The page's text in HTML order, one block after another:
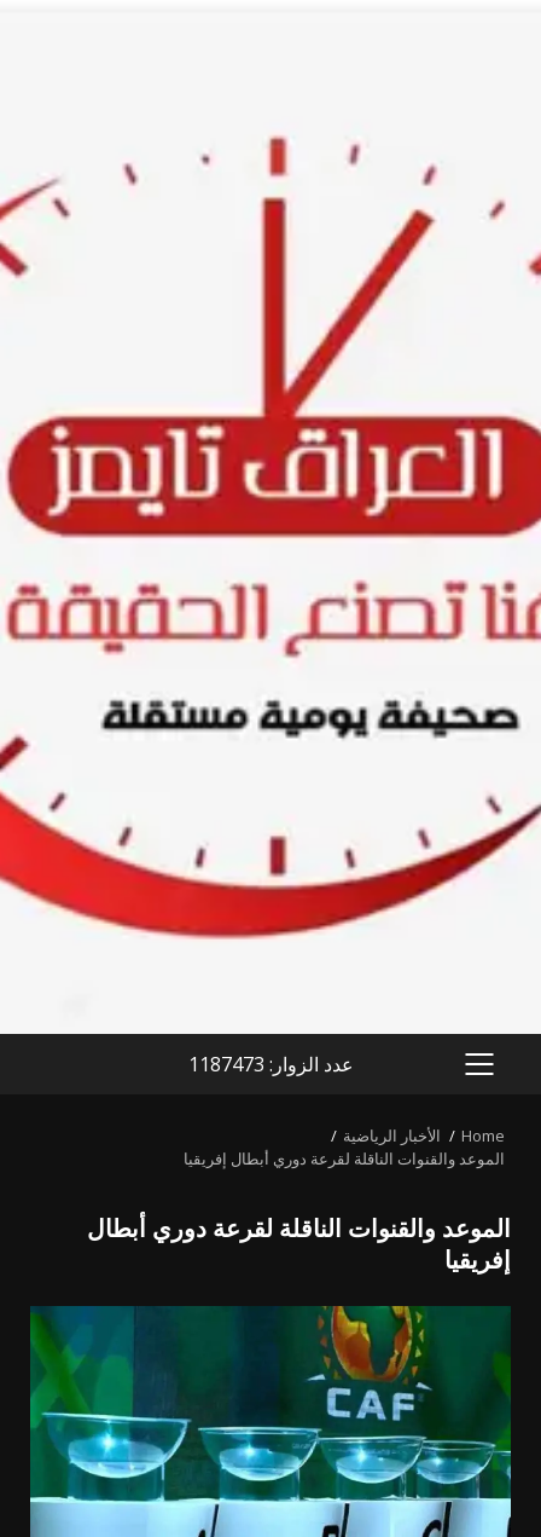
PRIMARY
عدد الزوار: 1187473
Home
الأخبار الرياضية
الموعد والقنوات الناقلة لقرعة دوري أبطال إفريقيا
الموعد والقنوات الناقلة لقرعة دوري أبطال
إفريقيا